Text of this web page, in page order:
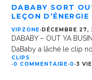
DABABY SORT
LEÇON
VIPZONE·DÉCEMBRE 27,
DABABY – OUT YA
DaBaby a lâché le clip
CLIPS
·0 COMMENTAIRE·0 ·3